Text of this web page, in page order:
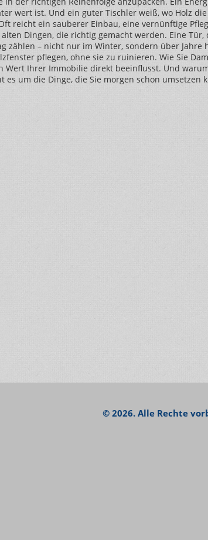
wert ist. Und ein guter Tischler weiß, wo Holz
reicht ein sauberer Einbau, eine vernünftige
Dingen, die richtig gemacht werden. Eine
zählen – nicht nur im Winter, sondern über Jahre
pflegen, ohne sie zu ruinieren. Wie Sie
Ihrer Immobilie direkt beeinflusst. Und
um die Dinge, die Sie morgen schon umsetzen
© 2026. Alle Rechte